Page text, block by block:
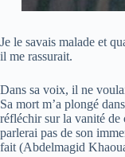
Je le savais malade et
il me rassurait.
Dans sa voix, il ne
Sa mort m’a plongé
réfléchir sur la vanité de
parlerai pas de son
fait (Abdelmagid